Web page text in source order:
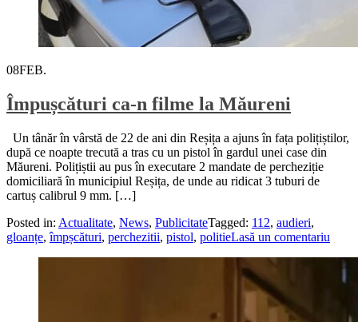
08FEB.
Împușcături ca-n filme la Măureni
Un tânăr în vârstă de 22 de ani din Reșița a ajuns în fața polițiștilor,
după ce noapte trecută a tras cu un pistol în gardul unei case din
Măureni. Polițiștii au pus în executare 2 mandate de percheziție
domiciliară în municipiul Reșița, de unde au ridicat 3 tuburi de
cartuș calibrul 9 mm. […]
Posted in: Actualitate, News, PublicitateTagged: 112, audieri,
gloanțe,împșcături, perchezitii, pistol, politieLasă un comentariu